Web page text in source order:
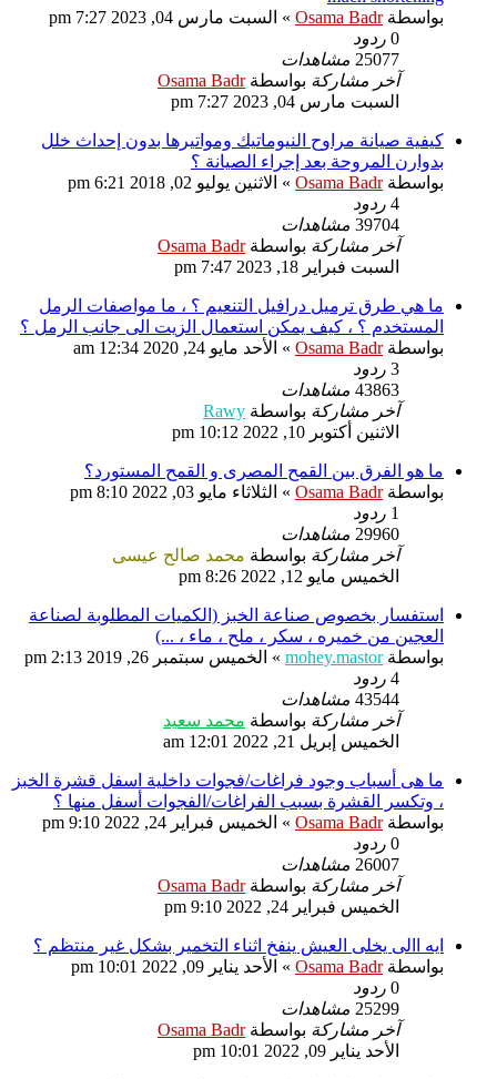
بواسطةOsama Badr
» السبت مارس 04, 2023 7:27 pm
0 ردود
25077 مشاهدات
آخر مشاركة بواسطةOsama Badr
السبت مارس 04, 2023 7:27 pm
كيفية صيانة مراوح النيوماتيك ومواتيرها بدون إحداث خلل
بدوارن المروحة بعد إجراء الصيانة ؟
بواسطةOsama Badr
» الاثنين يوليو 02, 2018 6:21 pm
4 ردود
39704 مشاهدات
آخر مشاركة بواسطةOsama Badr
السبت فبراير 18, 2023 7:47 pm
ما هي طرق ترميل درافيل التنعيم ؟ ، ما مواصفات الرمل
المستخدم ؟ ، كيف يمكن استعمال الزيت الى جانب الرمل ؟
بواسطةOsama Badr
» الأحد مايو 24, 2020 12:34 am
3 ردود
43863 مشاهدات
آخر مشاركة بواسطة Rawy
الاثنين أكتوبر 10, 2022 10:12 pm
ما هو الفرق بين القمح المصرى و القمح المستورد؟
بواسطةOsama Badr
» الثلاثاء مايو 03, 2022 8:10 pm
1 ردود
29960 مشاهدات
آخر مشاركة بواسطة محمد صالح عيسى
الخميس مايو 12, 2022 8:26 pm
استفسار بخصوص صناعة الخبز (الكميات المطلوبة لصناعة
العجين من خميره ، سكر ، ملح ، ماء ، ...)
بواسطةmohey.mastor
» الخميس سبتمبر 26, 2019 2:13 pm
4 ردود
43544 مشاهدات
آخر مشاركة بواسطة محمد سعيد
الخميس إبريل 21, 2022 12:01 am
ما هى أسباب وجود فراغات/فجوات داخلية اسفل قشرة الخبز
، وتكسر القشرة بسبب الفراغات/الفجوات أسفل منها ؟
بواسطةOsama Badr
» الخميس فبراير 24, 2022 9:10 pm
0 ردود
26007 مشاهدات
آخر مشاركة بواسطةOsama Badr
الخميس فبراير 24, 2022 9:10 pm
ايه االى يخلى العيش ينفخ اثناء التخمير بشكل غير منتظم ؟
بواسطةOsama Badr
» الأحد يناير 09, 2022 10:01 pm
0 ردود
25299 مشاهدات
آخر مشاركة بواسطةOsama Badr
الأحد يناير 09, 2022 10:01 pm